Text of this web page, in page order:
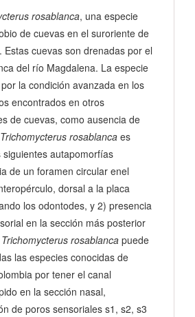
rosablanca, una especie
de cuevas en el suroriente de
Estas cuevas son drenadas por el
del río Magdalena. La especie
la condición avanzada en los
encontrados en otros
de cuevas, como ausencia de
Trichomycterus rosablanca es
autapomorfías
de un foramen circular enel
dorsal a la placa
los odontodes, y 2) presencia
en la sección más posterior
Trichomycterus rosablanca puede
las especies conocidas de
por tener el canal
en la sección nasal,
de poros sensoriales s1, s2, s3